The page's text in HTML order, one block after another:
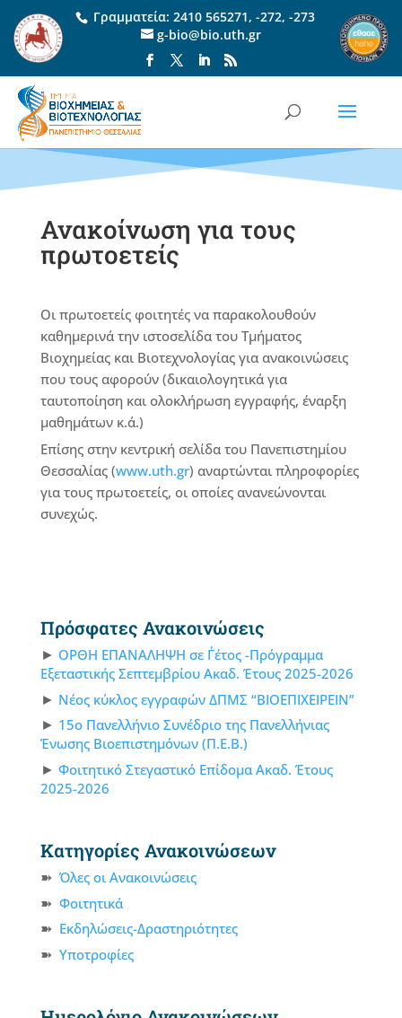
Γραμματεία: 2410 565271, -272, -273
g-bio@bio.uth.gr
Ανακοίνωση για τους
πρωτοετείς
Οι πρωτοετείς φοιτητές να παρακολουθούν
καθημερινά την ιστοσελίδα του Τμήματος
Βιοχημείας και Βιοτεχνολογίας για ανακοινώσεις
που τους αφορούν (δικαιολογητικά για
ταυτοποίηση και ολοκλήρωση εγγραφής, έναρξη
μαθημάτων κ.ά.)
Επίσης στην κεντρική σελίδα του Πανεπιστημίου
Θεσσαλίας (www.uth.gr) αναρτώνται πληροφορίες
για τους πρωτοετείς, οι οποίες ανανεώνονται
συνεχώς.
Πρόσφατες Ανακοινώσεις
ΟΡΘΗ ΕΠΑΝΑΛΗΨΗ σε Γ΄έτος -Πρόγραμμα
Εξεταστικής Σεπτεμβρίου Ακαδ. Έτους 2025-2026
Νέος κύκλος εγγραφών ΔΠΜΣ “ΒΙΟΕΠΙΧΕΙΡΕΙΝ”
15ο Πανελλήνιο Συνέδριο της Πανελλήνιας
Ένωσης Βιοεπιστημόνων (Π.Ε.Β.)
Φοιτητικό Στεγαστικό Επίδομα Ακαδ. Έτους
2025-2026
Κατηγορίες Ανακοινώσεων
Όλες οι Ανακοινώσεις
Φοιτητικά
Εκδηλώσεις-Δραστηριότητες
Υποτροφίες